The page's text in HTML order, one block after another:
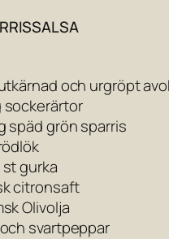
och urgröpt
sockerärtor
späd grön sparris
st gurka
citronsaft
Olivolja
svartpeppar